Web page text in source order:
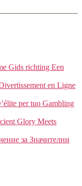
Gids richting Een
en Ligne
per tuo Gambling
Glory Meets
за Значителни